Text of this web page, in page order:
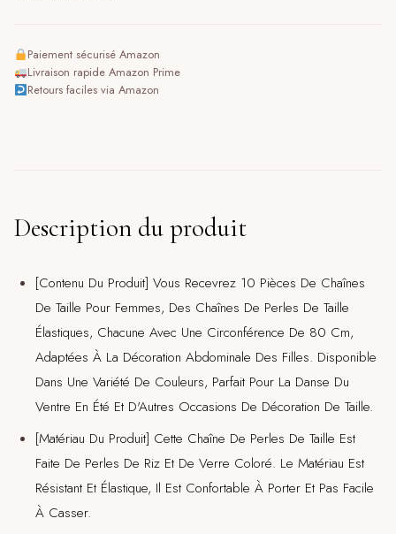
Paiement sécurisé Amazon
Livraison rapide Amazon Prime
Retours faciles via Amazon
Description du produit
[Contenu Du Produit] Vous Recevrez 10 Pièces De Chaînes
De Taille Pour Femmes, Des Chaînes De Perles De Taille
Élastiques, Chacune Avec Une Circonférence De 80 Cm,
Adaptées À La Décoration Abdominale Des Filles. Disponible
Dans Une Variété De Couleurs, Parfait Pour La Danse Du
Ventre En Été Et D'Autres Occasions De Décoration De Taille.
[Matériau Du Produit] Cette Chaîne De Perles De Taille Est
Faite De Perles De Riz Et De Verre Coloré. Le Matériau Est
Résistant Et Élastique, Il Est Confortable À Porter Et Pas Facile
À Casser.